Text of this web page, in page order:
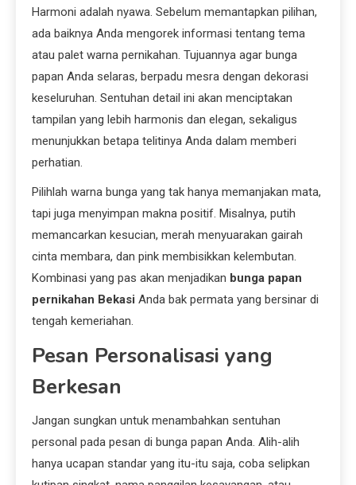
Harmoni adalah nyawa. Sebelum memantapkan pilihan,
ada baiknya Anda mengorek informasi tentang tema
atau palet warna pernikahan. Tujuannya agar bunga
papan Anda selaras, berpadu mesra dengan dekorasi
keseluruhan. Sentuhan detail ini akan menciptakan
tampilan yang lebih harmonis dan elegan, sekaligus
menunjukkan betapa telitinya Anda dalam memberi
perhatian.
Pilihlah warna bunga yang tak hanya memanjakan mata,
tapi juga menyimpan makna positif. Misalnya, putih
memancarkan kesucian, merah menyuarakan gairah
cinta membara, dan pink membisikkan kelembutan.
Kombinasi yang pas akan menjadikan bunga papan
pernikahan Bekasi Anda bak permata yang bersinar di
tengah kemeriahan.
Pesan Personalisasi yang
Berkesan
Jangan sungkan untuk menambahkan sentuhan
personal pada pesan di bunga papan Anda. Alih-alih
hanya ucapan standar yang itu-itu saja, coba selipkan